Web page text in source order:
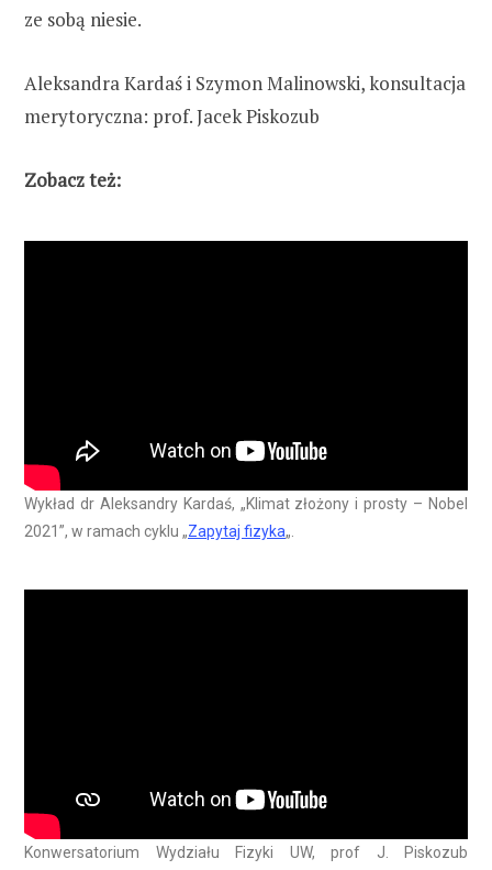
ze sobą niesie.
Aleksandra Kardaś i Szymon Malinowski, konsultacja
merytoryczna: prof. Jacek Piskozub
Zobacz też:
Wykład dr Aleksandry Kardaś, „Klimat złożony i prosty – Nobel
2021”, w ramach cyklu „Zapytaj fizyka„.
Konwersatorium Wydziału Fizyki UW, prof J. Piskozub